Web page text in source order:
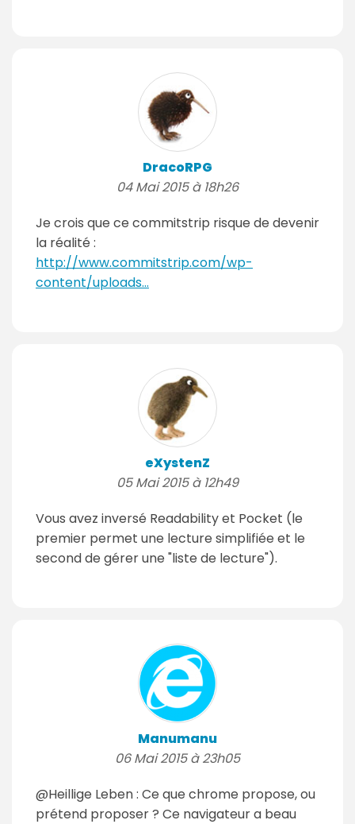
DracoRPG
04 Mai 2015 à 18h26
Je crois que ce commitstrip risque de devenir
la réalité :
http://www.commitstrip.com/wp-
content/uploads...
eXystenZ
05 Mai 2015 à 12h49
Vous avez inversé Readability et Pocket (le
premier permet une lecture simplifiée et le
second de gérer une "liste de lecture").
Manumanu
06 Mai 2015 à 23h05
@Heillige Leben : Ce que chrome propose, ou
prétend proposer ? Ce navigateur a beau